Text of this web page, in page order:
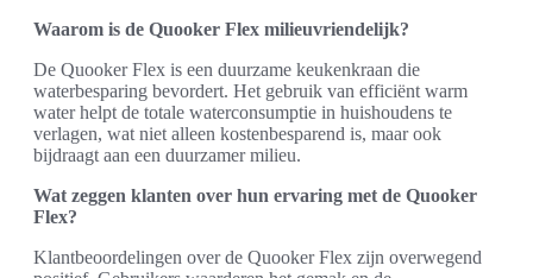
Waarom is de Quooker Flex milieuvriendelijk?
De Quooker Flex is een duurzame keukenkraan die
waterbesparing bevordert. Het gebruik van efficiënt warm
water helpt de totale waterconsumptie in huishoudens te
verlagen, wat niet alleen kostenbesparend is, maar ook
bijdraagt aan een duurzamer milieu.
Wat zeggen klanten over hun ervaring met de Quooker
Flex?
Klantbeoordelingen over de Quooker Flex zijn overwegend